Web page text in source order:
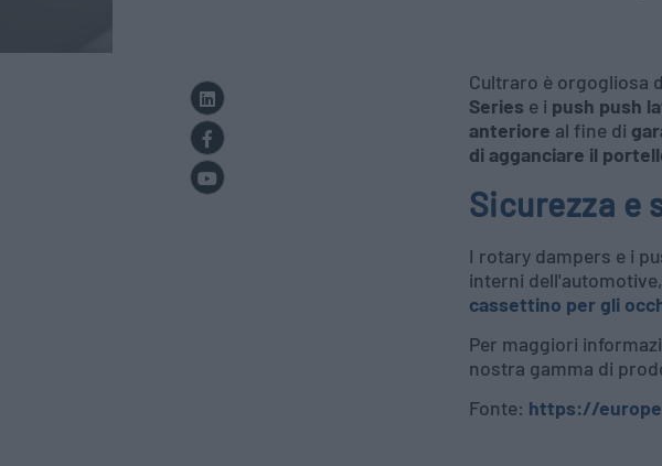
Cultraro è orgogliosa
Series e i push push
anteriore al fine di
di agganciare il
Sicurezza e
I rotary dampers e i
interni
cassettino per gli
Per maggiori
nostra gamma di
Fonte: https://